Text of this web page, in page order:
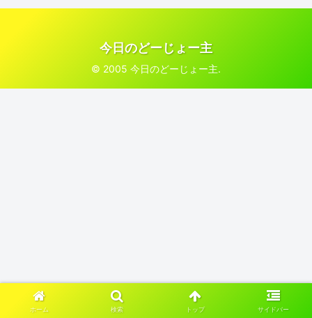
今日のどーじょー主
© 2005 今日のどーじょー主.
ホーム 検索 トップ サイドバー